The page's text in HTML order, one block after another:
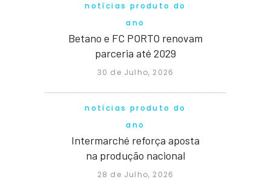
notícias produto do
ano
Betano e FC PORTO renovam
parceria até 2029
30 de Julho, 2026
notícias produto do
ano
Intermarché reforça aposta
na produção nacional
28 de Julho, 2026